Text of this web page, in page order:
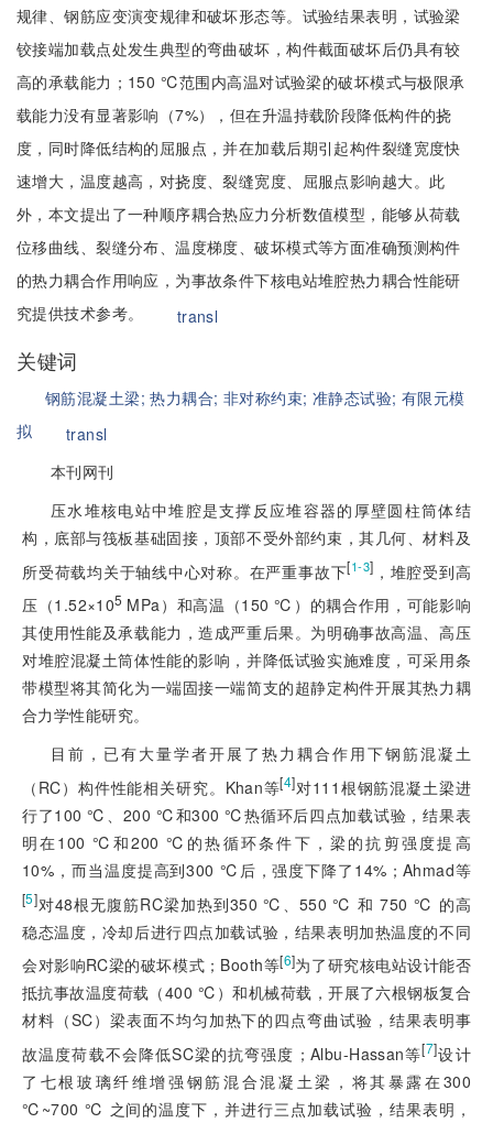
规律、钢筋应变演变规律和破坏形态等。试验结果表明，试验梁
铰接端加载点处发生典型的弯曲破坏，构件截面破坏后仍具有较
高的承载能力；150 ℃范围内高温对试验梁的破坏模式与极限承
载能力没有显著影响（7%），但在升温持载阶段降低构件的挠
度，同时降低结构的屈服点，并在加载后期引起构件裂缝宽度快
速增大，温度越高，对挠度、裂缝宽度、屈服点影响越大。此
外，本文提出了一种顺序耦合热应力分析数值模型，能够从荷载
位移曲线、裂缝分布、温度梯度、破坏模式等方面准确预测构件
的热力耦合作用响应，为事故条件下核电站堆腔热力耦合性能研
究提供技术参考。
transl
关键词
钢筋混凝土梁;热力耦合; 非对称约束; 准静态试验; 有限元模
拟
transl
本刊网刊
压水堆核电站中堆腔是支撑反应堆容器的厚壁圆柱筒体结
构，底部与筏板基础固接，顶部不受外部约束，其几何、材料及
所受荷载均关于轴线中心对称。在严重事故下[1-3] ，堆腔受到高
压（1.52×105 MPa）和高温（150 ℃）的耦合作用，可能影响
其使用性能及承载能力，造成严重后果。为明确事故高温、高压
对堆腔混凝土筒体性能的影响，并降低试验实施难度，可采用条
带模型将其简化为一端固接一端简支的超静定构件开展其热力耦
合力学性能研究。
目前，已有大量学者开展了热力耦合作用下钢筋混凝土
（RC）构件性能相关研究。Khan等[4]对111根钢筋混凝土梁进
行了100 ℃、200 ℃和300 ℃热循环后四点加载试验，结果表
明在100 ℃和200 ℃的热循环条件下，梁的抗剪强度提高
10%，而当温度提高到300 ℃后，强度下降了14%；Ahmad等
[5]对48根无腹筋RC梁加热到350 ℃、550 ℃ 和 750 ℃ 的高
稳态温度，冷却后进行四点加载试验，结果表明加热温度的不同
会对影响RC梁的破坏模式；Booth等[6]为了研究核电站设计能否
抵抗事故温度荷载（400 ℃）和机械荷载，开展了六根钢板复合
材料（SC）梁表面不均匀加热下的四点弯曲试验，结果表明事
故温度荷载不会降低SC梁的抗弯强度；Albu-Hassan等[7]设计
了七根玻璃纤维增强钢筋混合混凝土梁，将其暴露在300
℃~700 ℃ 之间的温度下，并进行三点加载试验，结果表明，